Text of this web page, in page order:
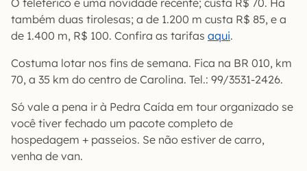
O teleférico é uma novidade recente; custa R$ 70. Há
também duas tirolesas; a de 1.200 m custa R$ 85, e a
de 1.400 m, R$ 100. Confira as tarifas aqui.
Costuma lotar nos fins de semana. Fica na BR 010, km
70, a 35 km do centro de Carolina. Tel.: 99/3531-2426.
Só vale a pena ir à Pedra Caída em tour organizado se
você tiver fechado um pacote completo de
hospedagem + passeios. Se não estiver de carro,
venha de van.